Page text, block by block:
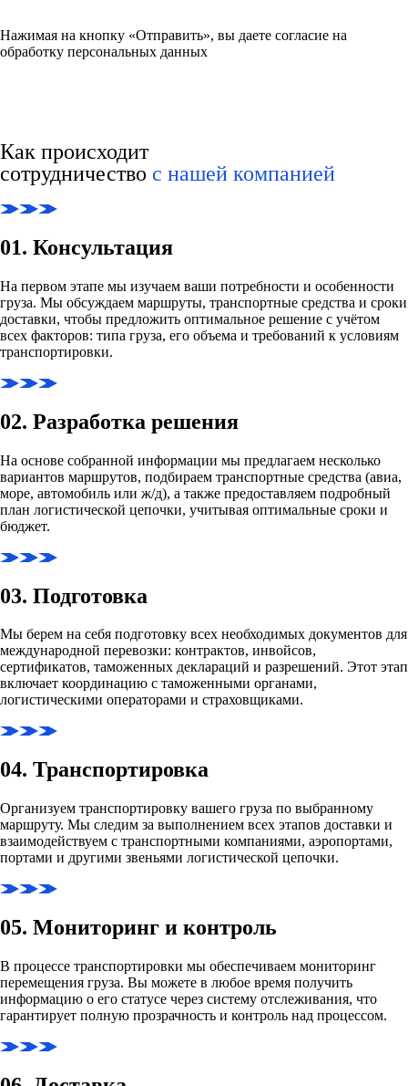
Нажимая на кнопку «Отправить», вы даете согласие на
обработку персональных данных
Как происходит
сотрудничество с нашей компанией
01. Консультация
На первом этапе мы изучаем ваши потребности и особенности
груза. Мы обсуждаем маршруты, транспортные средства и сроки
доставки, чтобы предложить оптимальное решение с учётом
всех факторов: типа груза, его объема и требований к условиям
транспортировки.
02. Разработка решения
На основе собранной информации мы предлагаем несколько
вариантов маршрутов, подбираем транспортные средства (авиа,
море, автомобиль или ж/д), а также предоставляем подробный
план логистической цепочки, учитывая оптимальные сроки и
бюджет.
03. Подготовка
Мы берем на себя подготовку всех необходимых документов для
международной перевозки: контрактов, инвойсов,
сертификатов, таможенных деклараций и разрешений. Этот этап
включает координацию с таможенными органами,
логистическими операторами и страховщиками.
04. Транспортировка
Организуем транспортировку вашего груза по выбранному
маршруту. Мы следим за выполнением всех этапов доставки и
взаимодействуем с транспортными компаниями, аэропортами,
портами и другими звеньями логистической цепочки.
05. Мониторинг и контроль
В процессе транспортировки мы обеспечиваем мониторинг
перемещения груза. Вы можете в любое время получить
информацию о его статусе через систему отслеживания, что
гарантирует полную прозрачность и контроль над процессом.